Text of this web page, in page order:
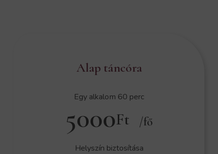
Alap táncóra
Egy alkalom 60 perc
5000Ft /fő
Helyszín biztosítása